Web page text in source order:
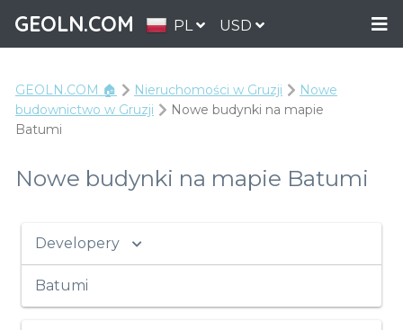
GEOLN.COM PL USD
GEOLN.COM 🏠 Nieruchomości w Gruzji
Nowe
budownictwo w Gruzji
Nowe budynki na mapie
Batumi
Nowe budynki na mapie Batumi
Developery
Batumi